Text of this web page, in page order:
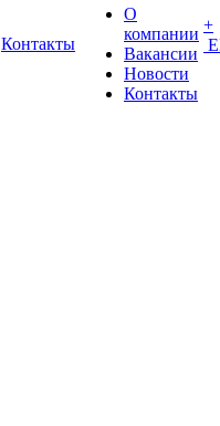
Контакты
О
компании
Вакансии
Новости
Контакты
+